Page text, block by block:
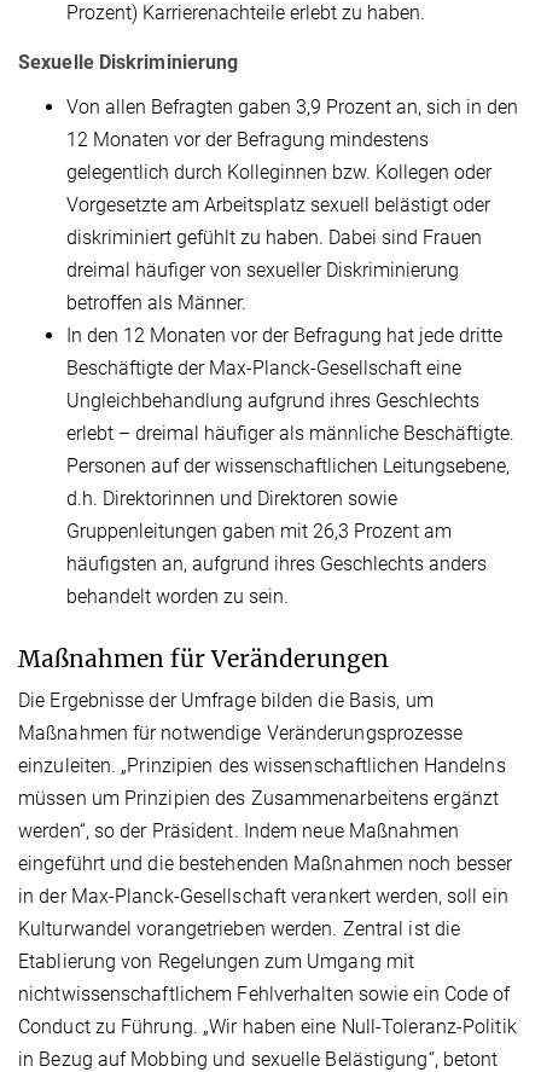
Prozent) Karrierenachteile erlebt zu haben.
Sexuelle Diskriminierung
Von allen Befragten gaben 3,9 Prozent an, sich in den
12 Monaten vor der Befragung mindestens
gelegentlich durch Kolleginnen bzw. Kollegen oder
Vorgesetzte am Arbeitsplatz sexuell belästigt oder
diskriminiert gefühlt zu haben. Dabei sind Frauen
dreimal häufiger von sexueller Diskriminierung
betroffen als Männer.
In den 12 Monaten vor der Befragung hat jede dritte
Beschäftigte der Max-Planck-Gesellschaft eine
Ungleichbehandlung aufgrund ihres Geschlechts
erlebt – dreimal häufiger als männliche Beschäftigte.
Personen auf der wissenschaftlichen Leitungsebene,
d.h. Direktorinnen und Direktoren sowie
Gruppenleitungen gaben mit 26,3 Prozent am
häufigsten an, aufgrund ihres Geschlechts anders
behandelt worden zu sein.
Maßnahmen für Veränderungen
Die Ergebnisse der Umfrage bilden die Basis, um
Maßnahmen für notwendige Veränderungsprozesse
einzuleiten. „Prinzipien des wissenschaftlichen Handelns
müssen um Prinzipien des Zusammenarbeitens ergänzt
werden“, so der Präsident. Indem neue Maßnahmen
eingeführt und die bestehenden Maßnahmen noch besser
in der Max-Planck-Gesellschaft verankert werden, soll ein
Kulturwandel vorangetrieben werden. Zentral ist die
Etablierung von Regelungen zum Umgang mit
nichtwissenschaftlichem Fehlverhalten sowie ein Code of
Conduct zu Führung. „Wir haben eine Null-Toleranz-Politik
in Bezug auf Mobbing und sexuelle Belästigung“, betont